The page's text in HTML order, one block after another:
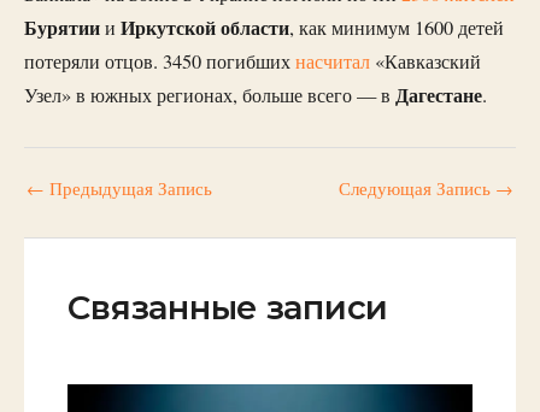
Бурятиии Иркутской области, как минимум 1600 детей
потеряли отцов. 3450 погибшихнасчитал «Кавказский
Узел» в южных регионах, больше всего — в Дагестане.
← Предыдущая Запись Следующая Запись →
Связанные записи